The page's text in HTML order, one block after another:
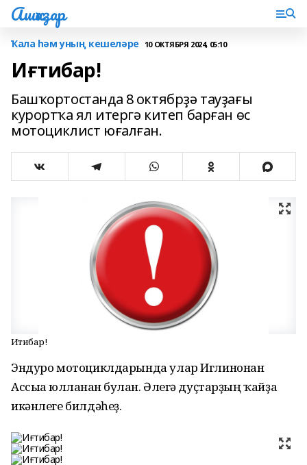
Ашҡаҙар
Ҡала һәм уның кешеләре 10 ОКТЯБРЯ 2024, 05:10
Иғтибар!
Башҡортостанда 8 октябрҙә тауҙағы
курортҡа ял итергә китеп барған өс
мотоциклист юғалған.
Иғтибар!
Эндуро мотоциклдарында улар Иглинонан
Ассыға юлланған булған. Әлегә дуҫтарҙың ҡайҙа
икәнлеге билдәһеҙ.